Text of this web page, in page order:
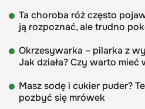
Ta choroba róż często
ją rozpoznać, ale trudno
Okrzesywarka – pilarka z
Jak działa? Czy warto mieć
Masz sodę i cukier puder?
pozbyć się mrówek